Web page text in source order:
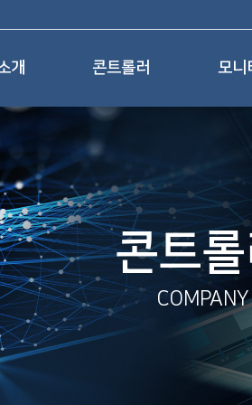
개 콘트롤러 모니
콘트
COMPANY